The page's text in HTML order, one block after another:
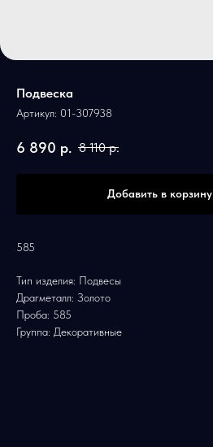
Подвеска
Артикул: 01-307938
6 890 р. 8 110 р.
Добавить в корзину
585
Тип изделия: Подвесы
Драгметалл: Золото
Проба: 585
Группа: Декоративные